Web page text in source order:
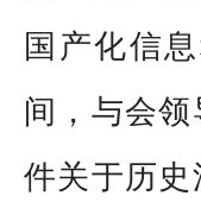
国产化信
间，与会
件关于历